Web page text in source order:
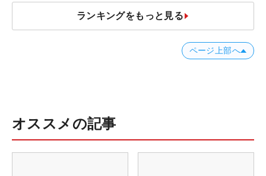
ランキングをもっと見る
ページ上部へ
オススメの記事